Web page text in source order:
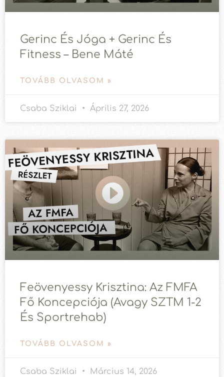
Gerinc És Jóga + Gerinc És
Fitness – Bene Máté
TOVÁBB OLVASOM »
Csaba Sziklai Április 27, 2026
Feövenyessy Krisztina: Az FMFA
Fő Koncepciója (avagy SZTM 1-2
És Sportrehab)
TOVÁBB OLVASOM »
Csaba Sziklai Március 14, 2026